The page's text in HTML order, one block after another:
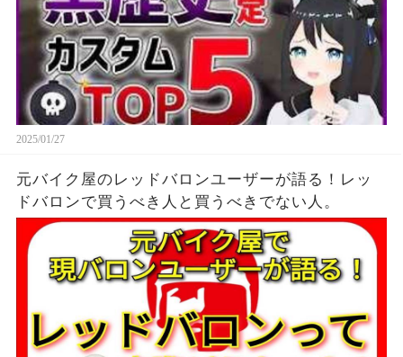
2025/01/27
元バイク屋のレッドバロンユーザーが語る！レッ
ドバロンで買うべき人と買うべきでない人。